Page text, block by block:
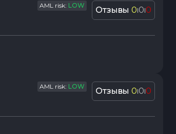
AML risk: LOW Отзывы 0|0|0
AML risk: LOW Отзывы 0|0|0